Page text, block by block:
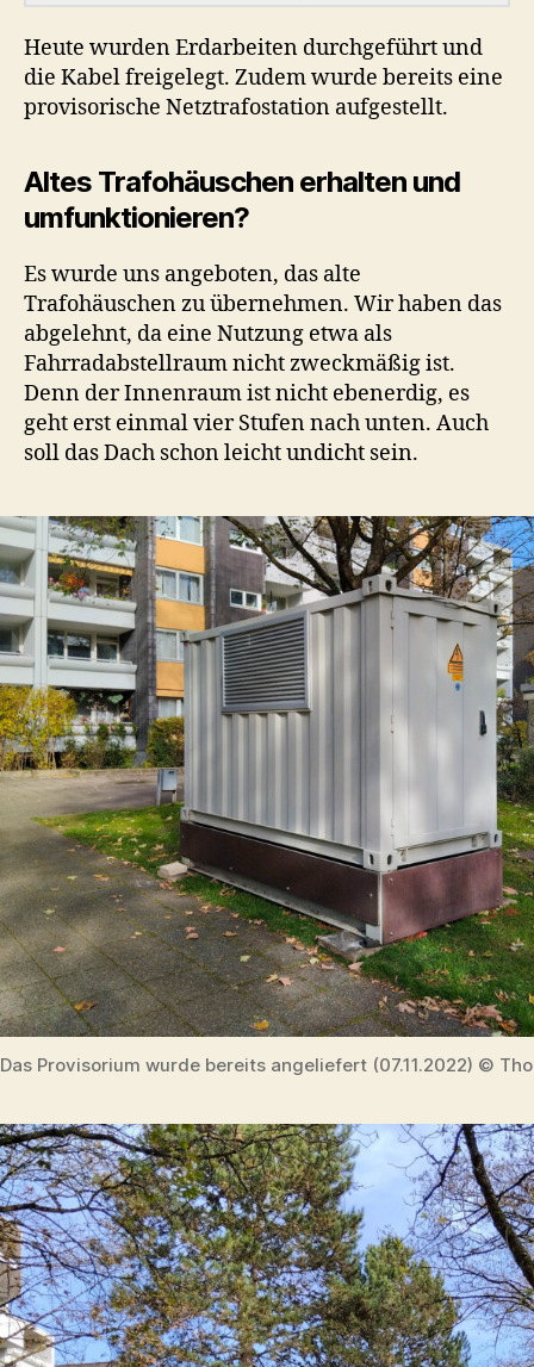
Heute wurden Erdarbeiten durchgeführt und
die Kabel freigelegt. Zudem wurde bereits eine
provisorische Netztrafostation aufgestellt.
Altes Trafohäuschen erhalten und
umfunktionieren?
Es wurde uns angeboten, das alte
Trafohäuschen zu übernehmen. Wir haben das
abgelehnt, da eine Nutzung etwa als
Fahrradabstellraum nicht zweckmäßig ist.
Denn der Innenraum ist nicht ebenerdig, es
geht erst einmal vier Stufen nach unten. Auch
soll das Dach schon leicht undicht sein.
Das Provisorium wurde bereits angeliefert (07.11.2022) ©